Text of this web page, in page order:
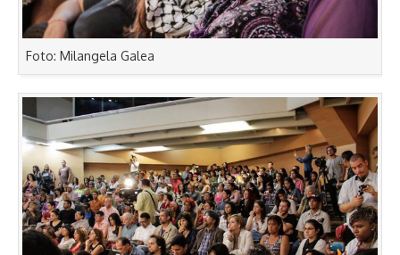
Foto: Milangela Galea